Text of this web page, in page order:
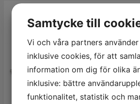
Samtycke till
Vi och våra partners
inklusive cookies, för att
information om dig för olika
inklusive: bättre
funktionalitet, statistik och